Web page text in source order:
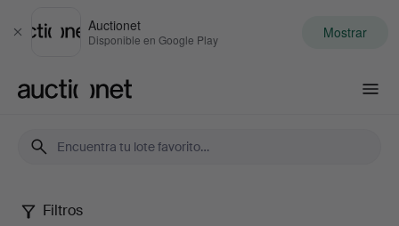
Cerrar
Auctionet
Disponible en Google Play Mostrar
Filtros